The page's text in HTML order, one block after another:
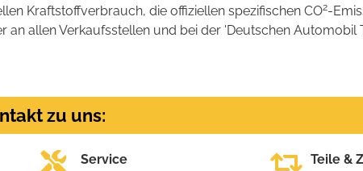
Kraftstoffverbrauch, die offiziellen spezifischen CO2-
allen Verkaufsstellen und bei der 'Deutschen Automobil
zu uns:
Service Teile &